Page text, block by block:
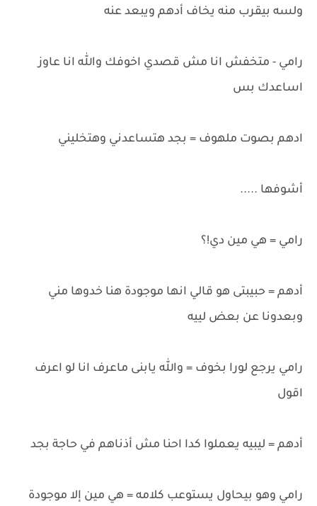
ولسه بيقرب منه يخاف أدهم ويبعد عنه
رامي - متخفش انا مش قصدي اخوفك والله انا عاوز
اساعدك بس
ادهم بصوت ملهوف = بجد هتساعدني وهتخليني
أشوفها .....
رامي = هي مين دي!؟
أدهم = حبيبتى هو قالي انها موجودة هنا خدوها مني
وبعدونا عن بعض لييه
رامي يرجع لورا بخوف = والله يابنى ماعرف انا لو اعرف
اقول
أدهم = ليبيه يعملوا كدا احنا مش أذناهم في حاجة بجد
رامي وهو بيحاول يستوعب كلامه = هي مين إلا موجودة